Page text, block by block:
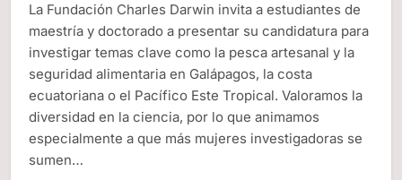
La Fundación Charles Darwin invita a estudiantes de
maestría y doctorado a presentar su candidatura para
investigar temas clave como la pesca artesanal y la
seguridad alimentaria en Galápagos, la costa
ecuatoriana o el Pacífico Este Tropical. Valoramos la
diversidad en la ciencia, por lo que animamos
especialmente a que más mujeres investigadoras se
sumen…